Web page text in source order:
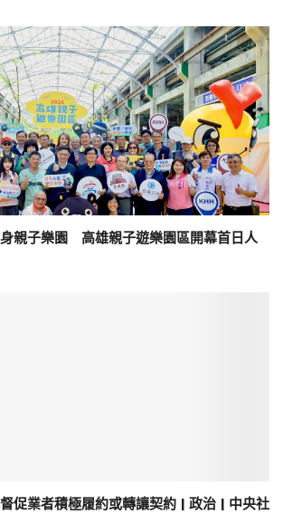
親子樂園 高雄親子遊樂園區開幕首日人
促業者積極履約或轉讓契約 | 政治 | 中央社